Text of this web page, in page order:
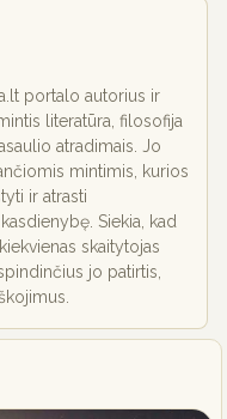
portalo autorius ir
literatūra, filosofija
atradimais. Jo
mintimis, kurios
ir atrasti
Siekia, kad
skaitytojas
jo patirtis,